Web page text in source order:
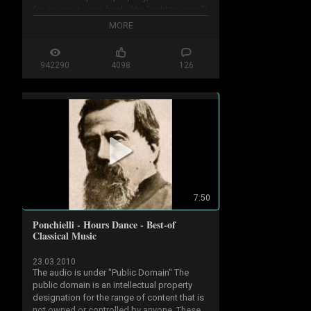
...50 years from creation year or 70 years
after his death
MORE
942290 4098 126
7:50
Ponchielli - Hours Dance - Best-of
Classical Music
23.03.2010
The audio is under "Public Domain" The
public domain is an intellectual property
designation for the range of content that is